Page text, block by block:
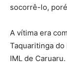
socorrê-lo,
A vítima era
Taquaritinga
IML de